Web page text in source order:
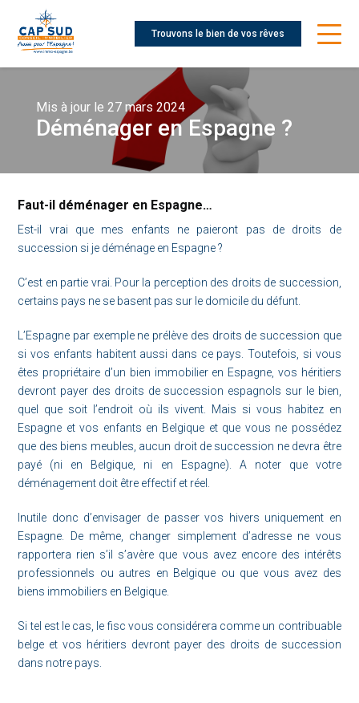
Trouvons le bien de vos rêves
Mis à jour le 27 mars 2024
Déménager en Espagne ?
Faut-il déménager en Espagne…
Est-il vrai que mes enfants ne paieront pas de droits de
succession si je déménage en Espagne ?
C’est en partie vrai. Pour la perception des droits de succession,
certains pays ne se basent pas sur le domicile du défunt.
L’Espagne par exemple ne prélève des droits de succession que
si vos enfants habitent aussi dans ce pays. Toutefois, si vous
êtes propriétaire d’un bien immobilier en Espagne, vos héritiers
devront payer des droits de succession espagnols sur le bien,
quel que soit l’endroit où ils vivent. Mais si vous habitez en
Espagne et vos enfants en Belgique et que vous ne possédez
que des biens meubles, aucun droit de succession ne devra être
payé (ni en Belgique, ni en Espagne). A noter que votre
déménagement doit être effectif et réel.
Inutile donc d’envisager de passer vos hivers uniquement en
Espagne. De même, changer simplement d’adresse ne vous
rapportera rien s’il s’avère que vous avez encore des intérêts
professionnels ou autres en Belgique ou que vous avez des
biens immobiliers en Belgique.
Si tel est le cas, le fisc vous considérera comme un contribuable
belge et vos héritiers devront payer des droits de succession
dans notre pays.